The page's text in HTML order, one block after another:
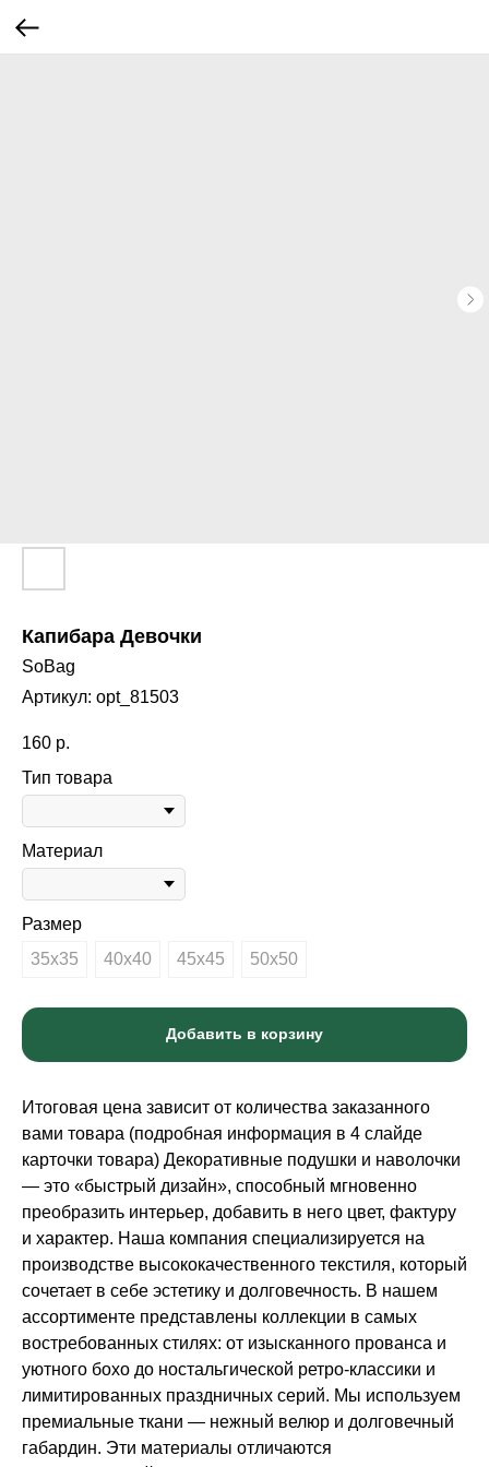
Капибара Девочки
SoBag
Артикул: opt_81503
160 р.
Тип товара
Материал
Размер
35х35
40х40 45х45 50х50
Добавить в корзину
Итоговая цена зависит от количества заказанного
вами товара (подробная информация в 4 слайде
карточки товара) Декоративные подушки и наволочки
— это «быстрый дизайн», способный мгновенно
преобразить интерьер, добавить в него цвет, фактуру
и характер. Наша компания специализируется на
производстве высококачественного текстиля, который
сочетает в себе эстетику и долговечность. В нашем
ассортименте представлены коллекции в самых
востребованных стилях: от изысканного прованса и
уютного бохо до ностальгической ретро-классики и
лимитированных праздничных серий. Мы используем
премиальные ткани — нежный велюр и долговечный
габардин. Эти материалы отличаются